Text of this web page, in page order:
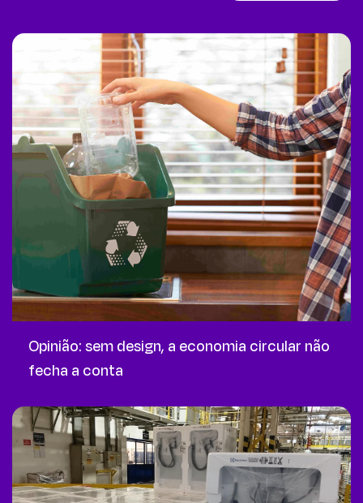
Opinião: sem design, a economia circular não
fecha a conta